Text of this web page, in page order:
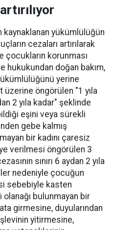
kaynaklanan yükümlülüğün
cezaları artırılarak
çocukların korunması
hukukundan doğan bakım,
yerine
öngörülen "1 yıla
2 yıla kadar" şeklinde
eşini veya sürekli
gebe kalmış
bir kadını çaresiz
verilmesi öngörülen 3
sınırı 6 aydan 2 yıla
nedeniyle çocuğun
sebebiyle kasten
bulunmayan bir
girmesine, duyularından
yitirmesine,